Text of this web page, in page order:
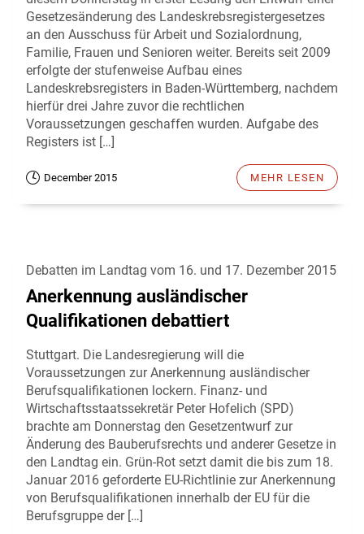
Gesetzesänderung des Landeskrebsregistergesetzes
an den Ausschuss für Arbeit und Sozialordnung,
Familie, Frauen und Senioren weiter. Bereits seit 2009
erfolgte der stufenweise Aufbau eines
Landeskrebsregisters in Baden-Württemberg, nachdem
hierfür drei Jahre zuvor die rechtlichen
Voraussetzungen geschaffen wurden. Aufgabe des
Registers ist […]
December 2015 MEHR LESEN
Debatten im Landtag vom 16. und 17. Dezember 2015
Anerkennung ausländischer
Qualifikationen debattiert
Stuttgart. Die Landesregierung will die
Voraussetzungen zur Anerkennung ausländischer
Berufsqualifikationen lockern. Finanz- und
Wirtschaftsstaatssekretär Peter Hofelich (SPD)
brachte am Donnerstag den Gesetzentwurf zur
Änderung des Bauberufsrechts und anderer Gesetze in
den Landtag ein. Grün-Rot setzt damit die bis zum 18.
Januar 2016 geforderte EU-Richtlinie zur Anerkennung
von Berufsqualifikationen innerhalb der EU für die
Berufsgruppe der […]